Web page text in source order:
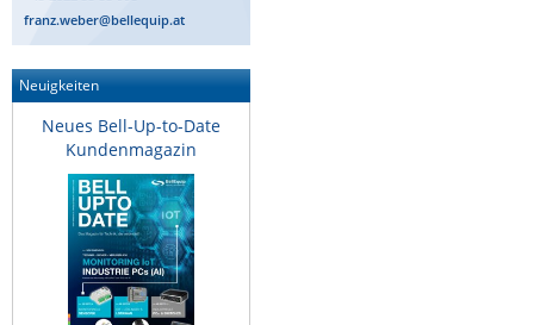
franz.weber@bellequip.at
Neuigkeiten
Neues Bell-Up-to-Date
Kundenmagazin